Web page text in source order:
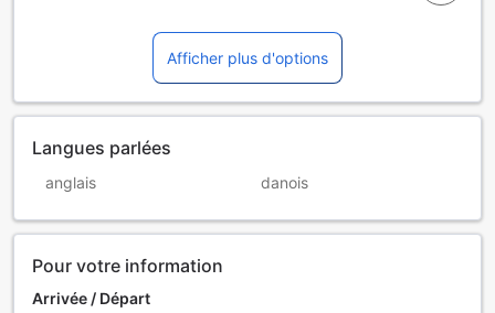
Afficher plus d'options
Langues parlées
anglais danois
Pour votre information
Arrivée / Départ